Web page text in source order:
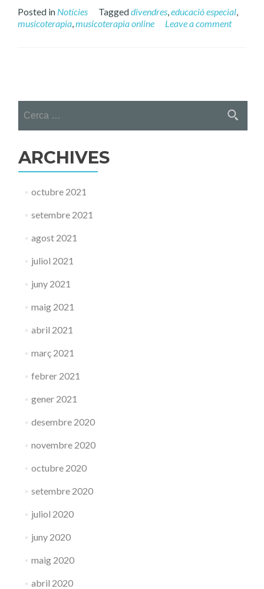
Posted in Notícies Taggeddivendres,educació especial,
musicoterapia,musicoterapia online Leave a comment
navigation
ARCHIVES
octubre 2021
setembre 2021
agost 2021
juliol 2021
juny 2021
maig 2021
abril 2021
març 2021
febrer 2021
gener 2021
desembre 2020
novembre 2020
octubre 2020
setembre 2020
juliol 2020
juny 2020
maig 2020
abril 2020